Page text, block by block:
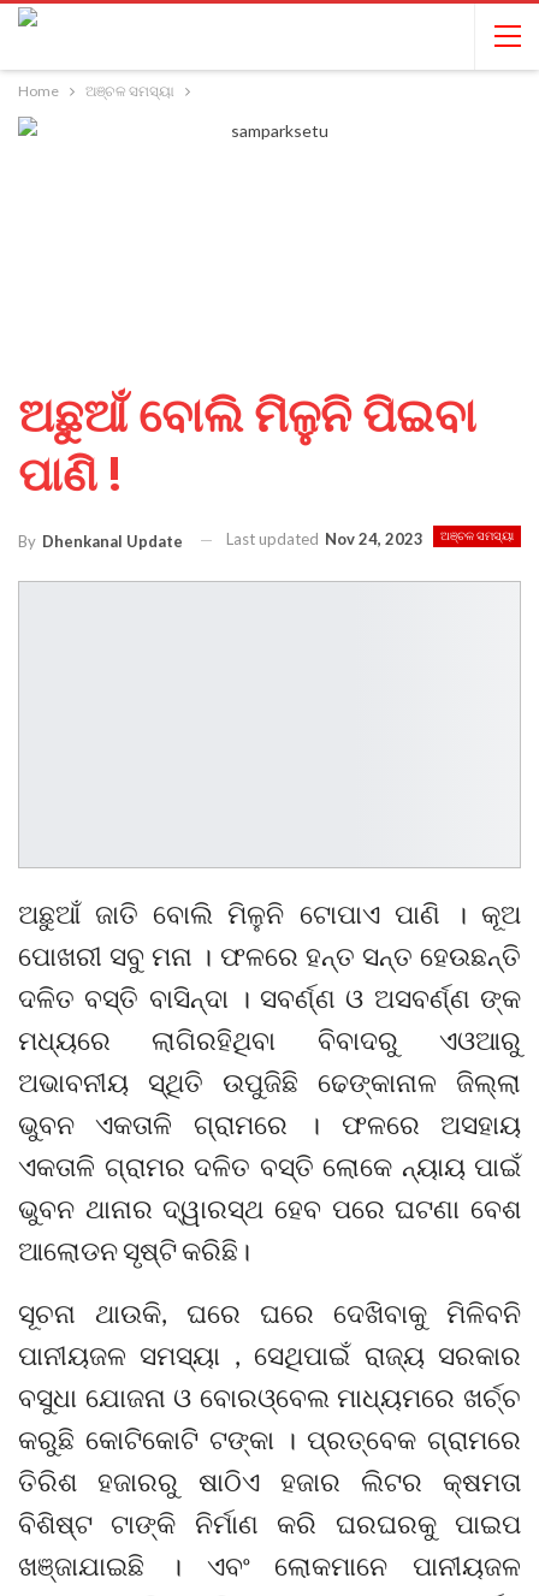
Home ଅଞ୍ଚଳ ସମସ୍ୟା
ଅଛୁଆଁ ବୋଲି ମିଳୁନି ପିଇବା
ପାଣି !
ଅଞ୍ଚଳ ସମସ୍ୟା
By Dhenkanal Update Last updated Nov 24, 2023
ଅଛୁଆଁ ଜାତି ବୋଲି ମିଳୁନି ଟୋପାଏ ପାଣି । କୂଅ
ପୋଖରୀ ସବୁ ମନା । ଫଳରେ ହନ୍ତ ସନ୍ତ ହେଉଛନ୍ତି
ଦଳିତ ବସ୍ତି ବାସିନ୍ଦା । ସବର୍ଣ୍ଣ ଓ ଅସବର୍ଣ୍ଣ ଙ୍କ
ମଧ୍ୟରେ ଲାଗିରହିଥିବା ବିବାଦରୁ ଏଓଆରୁ
ଅଭାବନୀୟ ସ୍ଥିତି ଉପୁଜିଛି ଢେଙ୍କାନାଳ ଜିଲ୍ଲା
ଭୁବନ ଏକତାଳି ଗ୍ରାମରେ । ଫଳରେ ଅସହାୟ
ଏକତାଳି ଗ୍ରାମର ଦଳିତ ବସ୍ତି ଲୋକେ ନ୍ୟାୟ ପାଇଁ
ଭୁବନ ଥାନାର ଦ୍ୱାରସ୍ଥ ହେବ ପରେ ଘଟଣା ବେଶ
ଆଲୋଡନ ସୃଷ୍ଟି କରିଛି।
ସୂଚନା ଥାଉକି, ଘରେ ଘରେ ଦେଖିବାକୁ ମିଳିବନି
ପାନୀୟଜଳ ସମସ୍ୟା , ସେଥିପାଇଁ ରାଜ୍ୟ ସରକାର
ବସୁଧା ଯୋଜନା ଓ ବୋରଓ୍ବେଲ ମାଧ୍ୟମରେ ଖର୍ଚ୍ଚ
କରୁଛି କୋଟିକୋଟି ଟଙ୍କା । ପ୍ରତ୍ବେକ ଗ୍ରାମରେ
ତିରିଶ ହଜାରରୁ ଷାଠିଏ ହଜାର ଲିଟର କ୍ଷମତା
ବିଶିଷ୍ଟ ଟାଙ୍କି ନିର୍ମାଣ କରି ଘରଘରକୁ ପାଇପ
ଖଞ୍ଜାଯାଇଛି । ଏବଂ ଲୋକମାନେ ପାନୀୟଜଳ